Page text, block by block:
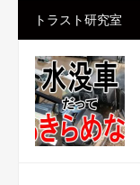
トラスト研究室